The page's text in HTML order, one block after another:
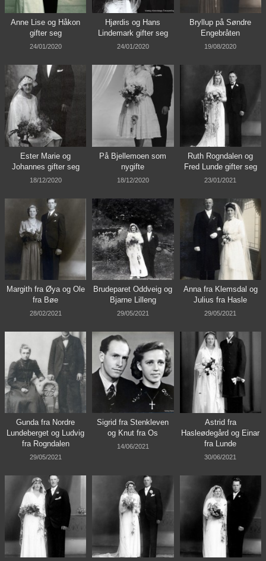
Anne Lise og Håkon
gifter seg
24/01/2020
Hjørdis og Hans
Lindemark gifter seg
24/01/2020
Bryllup på Søndre
Engebråten
19/08/2020
Ester Marie og
Johannes gifter seg
18/12/2020
På Bjellemoen som
nygifte
18/12/2020
Ruth Rogndalen og
Fred Lunde gifter seg
23/01/2021
Margith fra Øya og Ole
fra Bøe
28/02/2021
Brudeparet Oddveig og
Bjarne Lilleng
29/05/2021
Anna fra Klemsdal og
Julius fra Hasle
29/05/2021
Gunda fra Nordre
Lundeberget og Ludvig
fra Rogndalen
29/05/2021
Sigrid fra Stenkleven
og Knut fra Os
14/06/2021
Astrid fra
Hasleødegård og Einar
fra Lunde
30/06/2021